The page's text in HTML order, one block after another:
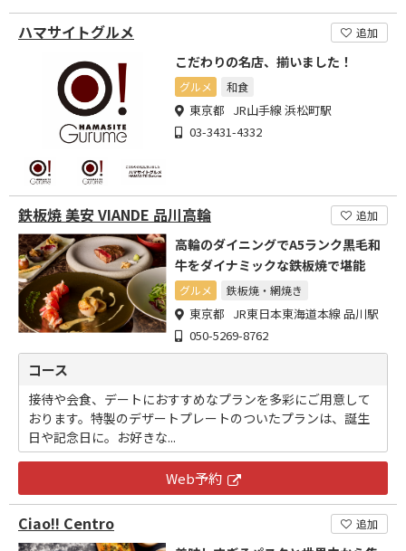
ハマサイトグルメ 追加
こだわりの名店、揃いました！
グルメ 和食
東京都 JR山手線 浜松町駅
03-3431-4332
鉄板焼 美安 VIANDE 品川高輪 追加
高輪のダイニングでA5ランク黒毛和
牛をダイナミックな鉄板焼で堪能
グルメ 鉄板焼・網焼き
東京都 JR東日本東海道本線 品川駅
050-5269-8762
コース
接待や会食、デートにおすすめなプランを多彩にご用意して
おります。特製のデザートプレートのついたプランは、誕生
日や記念日に。お好きな...
Web予約
Ciao!! Centro 追加